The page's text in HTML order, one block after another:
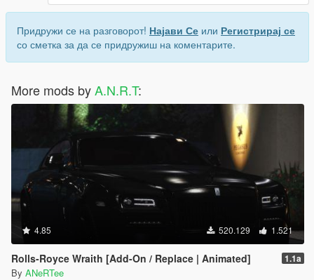
Придружи се на разговорот! Најави Се или Регистрирај се
со сметка за да се придружиш на коментарите.
More mods byA.N.R.T:
4.85 520.129 1.521
Rolls-Royce Wraith [Add-On / Replace | Animated] 1.1a
By ANeRTee